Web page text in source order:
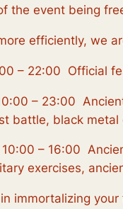
the event being
efficiently, we
– 22:00 Official
– 23:00
battle, black
– 16:00
exercises,
immortalizing